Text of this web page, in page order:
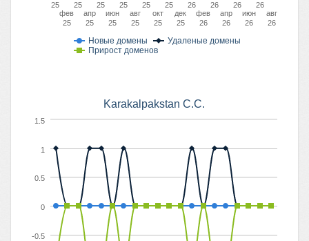
Новые домены
Удаленые домены
Прирост доменов
25
фев
25
25
апр
25
25
июн
25
25
авг
25
25
окт
25
25
дек
25
26
фев
26
26
апр
26
26
июн
26
26
авг
26
Karakalpakstan C.C.
-0.5
0
0.5
1
1.5